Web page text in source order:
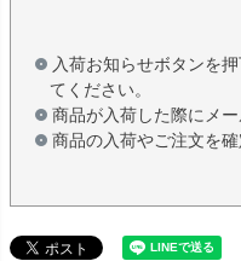
入荷お知らせボタンを
てください。
商品が入荷した際にメ
商品の入荷やご注文を